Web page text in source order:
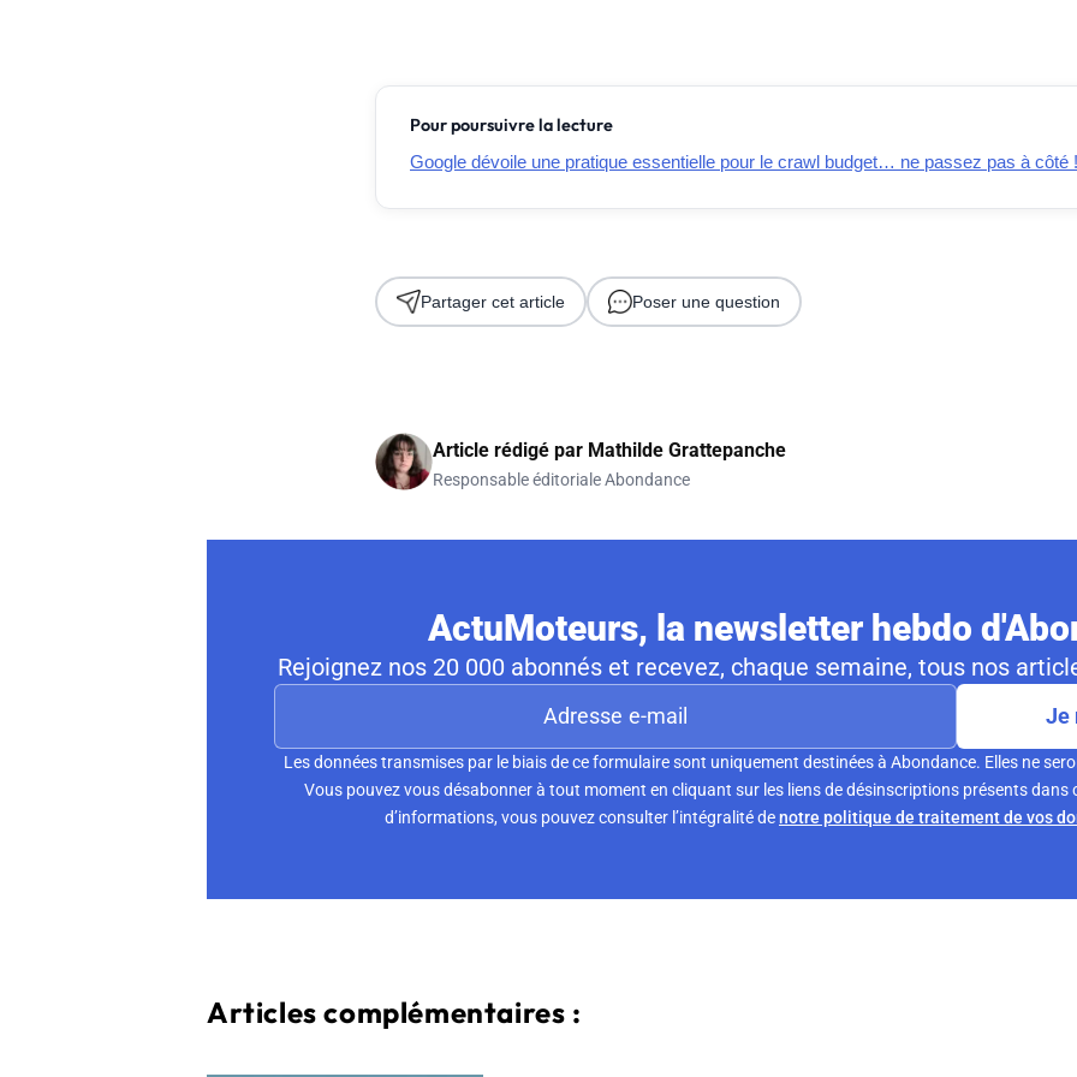
Pour poursuivre la lecture
Google dévoile une pratique essentielle pour le crawl budget… ne passez pas à côté !
Partager cet article Poser une question
Article rédigé par Mathilde Grattepanche
Responsable éditoriale Abondance
ActuMoteurs, la newsletter hebdo
Rejoignez nos 20 000 abonnés et recevez, chaque semaine, tous nos
Je
Les données transmises par le biais de ce formulaire sont uniquement destinées à Abondance. Elles ne
Vous pouvez vous désabonner à tout moment en cliquant sur les liens de désinscriptions présents dans
d’informations, vous pouvez consulter l’intégralité denotre politique de traitement de vos
Articles complémentaires :